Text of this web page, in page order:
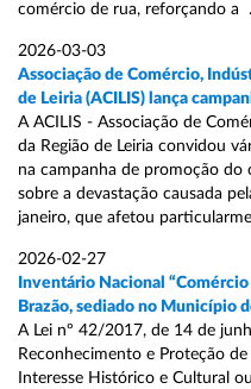
comércio de rua, reforçando a
2026-03-03
Associação de Comércio,
de Leiria (ACILIS) lança
A ACILIS - Associação de
da Região de Leiria convidou
na campanha de promoção do
sobre a devastação causada
janeiro, que afetou
2026-02-27
Inventário Nacional
Brazão, sediado no Município
A Lei nº 42/2017, de 14 de
Reconhecimento e Proteção
Interesse Histórico e Cultural